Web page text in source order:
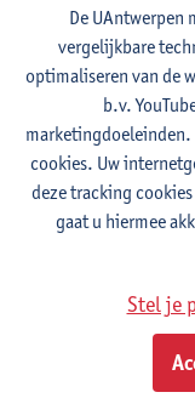
Educatieve
Educatieve
Educatieve
Educatieve
filmwetenschap
Educatieve
Educatieve
filmwetenschap
Educatieve
Educatieve
Educatieve
filmwetenschap
Educatieve
De UAntwerpen
vergelijkbare
optimaliseren van de
b.v.
marketingdoeleinden.
cookies. Uw
deze tracking
gaat u hiermee
Stel je